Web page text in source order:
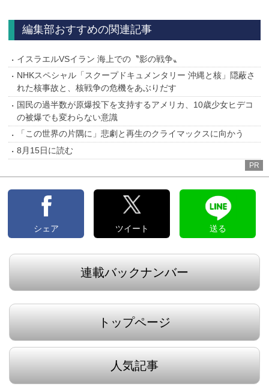
編集部おすすめの関連記事
イスラエルVSイラン 海上での〝影の戦争〟
NHKスペシャル「スクープドキュメンタリー 沖縄と核」隠蔽さ
れた核事故と、核戦争の危機をあぶりだす
国民の過半数が原爆投下を支持するアメリカ、10歳少女ヒデコ
の被爆でも変わらない意識
「この世界の片隅に」悲劇と再生のクライマックスに向かう
8月15日に読む
PR
シェア ツイート 送る
連載バックナンバー
トップページ
人気記事